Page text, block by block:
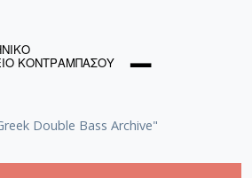
Double Bass Archive"